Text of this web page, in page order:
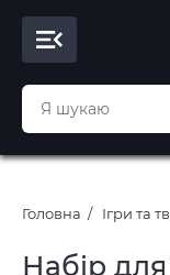
Головна Ігри та
Набір